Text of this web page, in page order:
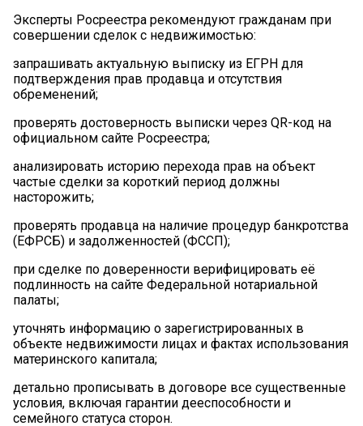
Эксперты Росреестра рекомендуют гражданам при
совершении сделок с недвижимостью:
запрашивать актуальную выписку из ЕГРН для
подтверждения прав продавца и отсутствия
обременений;
проверять достоверность выписки через QR-код на
официальном сайте Росреестра;
анализировать историю перехода прав на объект
частые сделки за короткий период должны
насторожить;
проверять продавца на наличие процедур банкротства
(ЕФРСБ) и задолженностей (ФССП);
при сделке по доверенности верифицировать её
подлинность на сайте Федеральной нотариальной
палаты;
уточнять информацию о зарегистрированных в
объекте недвижимости лицах и фактах использования
материнского капитала;
детально прописывать в договоре все существенные
условия, включая гарантии дееспособности и
семейного статуса сторон.